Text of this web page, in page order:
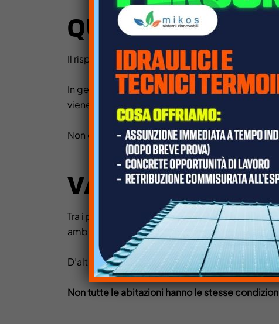
QUANTO SI
Il risparmio dipende da diversi fattori:
In generale, un impianto ben dimensionato
viene utilizzata durante il giorno.
Non è una soluzione immediata per azzerare i
VANTAGGI E
Tra i principali vantaggi c’è la possibilità di
ambientale più contenuto.
D’altra parte, è importante considerare anche
Non tutte le abitazioni hanno le stesse